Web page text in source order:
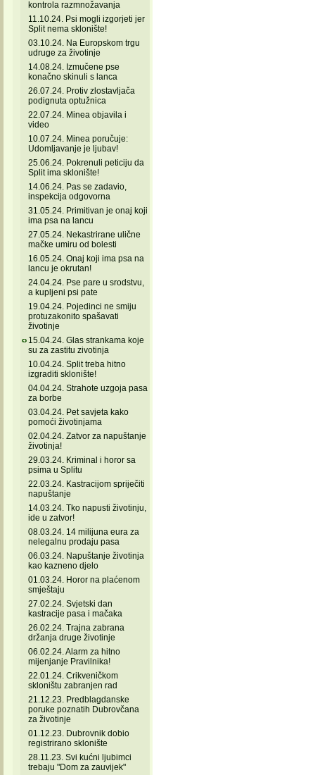
kontrola razmnožavanja
11.10.24. Psi mogli izgorjeti jer
Split nema sklonište!
03.10.24. Na Europskom trgu
udruge za životinje
14.08.24. Izmučene pse
konačno skinuli s lanca
26.07.24. Protiv zlostavljača
podignuta optužnica
22.07.24. Minea objavila i
video
10.07.24. Minea poručuje:
Udomljavanje je ljubav!
25.06.24. Pokrenuli peticiju da
Split ima sklonište!
14.06.24. Pas se zadavio,
inspekcija odgovorna
31.05.24. Primitivan je onaj koji
ima psa na lancu
27.05.24. Nekastrirane ulične
mačke umiru od bolesti
16.05.24. Onaj koji ima psa na
lancu je okrutan!
24.04.24. Pse pare u srodstvu,
a kupljeni psi pate
19.04.24. Pojedinci ne smiju
protuzakonito spašavati
životinje
15.04.24. Glas strankama koje
su za zastitu zivotinja
10.04.24. Split treba hitno
izgraditi sklonište!
04.04.24. Strahote uzgoja pasa
za borbe
03.04.24. Pet savjeta kako
pomoći životinjama
02.04.24. Zatvor za napuštanje
životinja!
29.03.24. Kriminal i horor sa
psima u Splitu
22.03.24. Kastracijom spriječiti
napuštanje
14.03.24. Tko napusti životinju,
ide u zatvor!
08.03.24. 14 milijuna eura za
nelegalnu prodaju pasa
06.03.24. Napuštanje životinja
kao kazneno djelo
01.03.24. Horor na plaćenom
smještaju
27.02.24. Svjetski dan
kastracije pasa i mačaka
26.02.24. Trajna zabrana
držanja druge životinje
06.02.24. Alarm za hitno
mijenjanje Pravilnika!
22.01.24. Crikveničkom
skloništu zabranjen rad
21.12.23. Predblagdanske
poruke poznatih Dubrovčana
za životinje
01.12.23. Dubrovnik dobio
registrirano sklonište
28.11.23. Svi kućni ljubimci
trebaju "Dom za zauvijek"